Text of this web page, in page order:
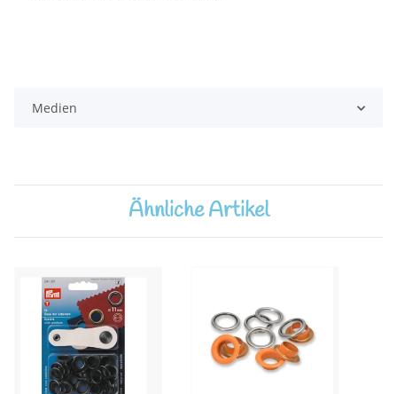
Medien
Ähnliche Artikel